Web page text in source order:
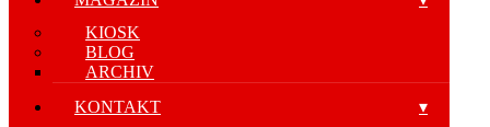
KIOSK
BLOG
ARCHIV
KONTAKT